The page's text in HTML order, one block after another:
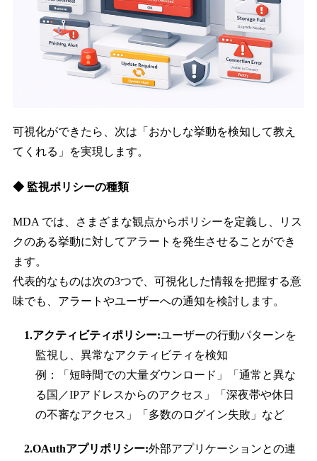
可視化ができたら、次は「おかしな挙動を検知して教え
てくれる」を実現します。
◆ 監視ポリシーの種類
MDA では、さまざまな観点からポリシーを定義し、リス
クのある挙動に対してアラートを発生させることができ
ます。
代表的なものは次の3つで、可視化した情報を把握する意
味でも、アラートやユーザーへの通知を検討します。
1.アクティビティポリシー:ユーザーの行動パターンを
監視し、異常なアクティビティを検知
例：「短時間での大量ダウンロード」「通常と異な
る国／IPアドレスからのアクセス」「深夜帯や休日
の不審なアクセス」「多数のログイン失敗」など
2.OAuthアプリポリシー:外部アプリケーションとの連